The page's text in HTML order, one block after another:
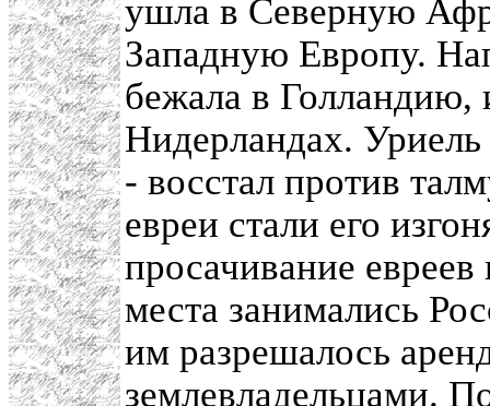
ушла в Северную
Западную Европу.
бежала в Голландию,
Нидерландах.
- восстал против
евреи стали его
просачивание
места занимались
им разрешалось
землевладельцами.